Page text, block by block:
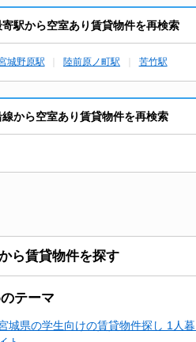
駅から空室あり賃貸物件を再検索
城野原駅 陸前原ノ町駅 苦竹駅
から空室あり賃貸物件を再検索
ら賃貸物件を探す
テーマ
城県の学生向けの賃貸物件探し 1人